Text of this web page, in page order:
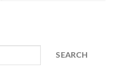
SEARCH